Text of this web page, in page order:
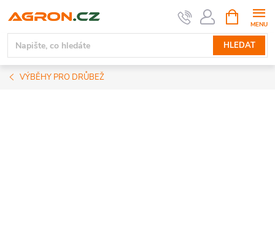
na
obsah
HLEDAT
NÁKUPNÍ
KOŠÍK
VÝBĚHY PRO DRŮBEŽ